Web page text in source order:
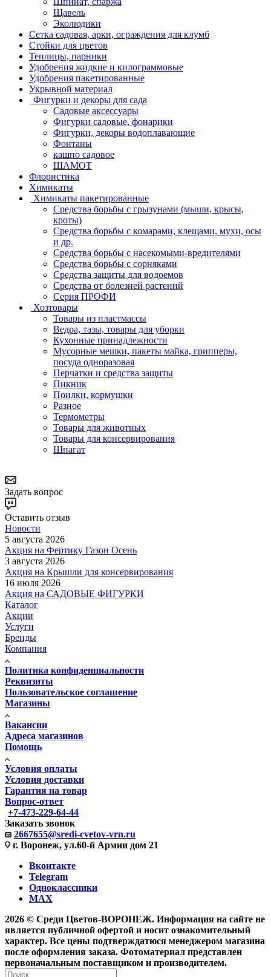
Щавель
Эколюдики
Сетка садовая, арки, ограждения для клумб
Стойки для цветов
Теплицы, парники
Удобрения жидкие и килограммовые
Удобрения пакетированные
Укрывной материал
Фигурки и декоры для сада
Садовые аксессуары
Фигурки садовые, фонарики
Фигурки, декоры водоплавающие
Фонтаны
кашпо садовое
ШАМОТ
Флористика
Химикаты
Химикаты пакетированные
Средства борьбы с грызунами (мыши, крысы,
кроты)
Средства борьбы с комарами, клещами, мухи, осы
и др.
Средства борьбы с насекомыми-вредителями
Средства борьбы с сорняками
Средства защиты для водоемов
Средства от болезней растений
Серия ПРОФИ
Хозтовары
Товары из пластмассы
Ведра, тазы, товары для уборки
Кухонные принадлежности
Мусорные мешки, пакеты майка, грипперы,
посуда одноразовая
Перчатки и средства защиты
Пикник
Поилки, кормушки
Разное
Термометры
Товары для животных
Товары для консервирования
Шпагат
Задать вопрос
Оставить отзыв
Новости
5 августа 2026
Акция на Фертику Газон Осень
3 августа 2026
Акция на Крышли для консервирования
16 июля 2026
Акция на САДОВЫЕ ФИГУРКИ
Каталог
Акции
Услуги
Бренды
Компания
Политика конфиденциальности
Реквизиты
Пользовательское соглашение
Магазины
Вакансии
Адреса магазинов
Помощь
Условия оплаты
Условия доставки
Гарантия на товар
Вопрос-ответ
+7-473-229-64-44
Заказать звонок
2667655@sredi-cvetov-vrn.ru
г. Воронеж, ул.60-й Армии дом 21
Вконтакте
Telegram
Одноклассники
MAX
2026 © Среди Цветов-ВОРОНЕЖ. Информация на сайте не
является публичной офертой и носит ознакомительный
характер. Все цены подтверждатюся менеджером магазина
после оформления заказа. Фотоматериал представлен
первоначальным поставщиком и производителем.